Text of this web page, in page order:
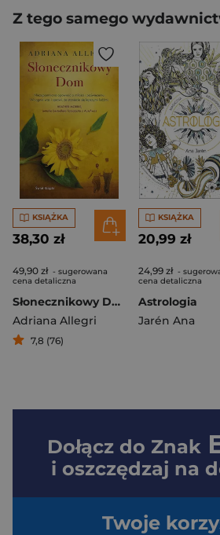
Z tego samego
KSIĄŻKA
38,30 zł
49,90 zł - sugerowana
cena detaliczna
Słonecznikowy Dom
Adriana Allegri
7,8 (76)
KSIĄŻKA
20,99 zł
24,99 zł -
cena detaliczna
Astrologia
Jarén Ana
Dołącz do Znak
i oszczędzaj na
Twoje